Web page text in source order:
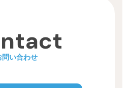
問い合わせ